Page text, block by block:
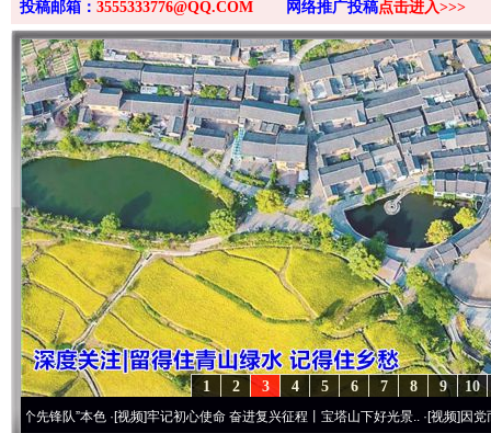
投稿邮箱： 3555333776@QQ.COM 网络推广投稿点击进入>>>
10
9
8
7
6
5
4
3
2
1
队”本色·[视频]牢记初心使命 奋进复兴征程丨宝塔山下好光景..·[视频]因党而生 为